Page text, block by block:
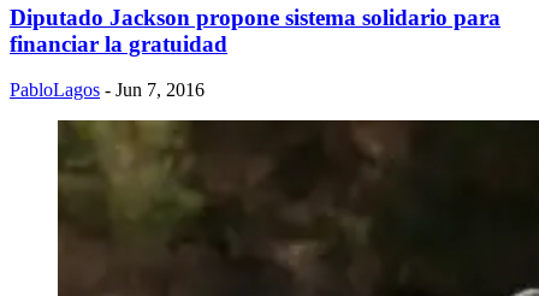
Diputado Jackson propone sistema solidario para
financiar la gratuidad
PabloLagos - Jun 7, 2016